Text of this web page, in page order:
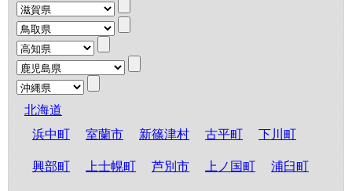
北海道
浜中町
室蘭市 新篠津村 古平町 下川町
興部町 上士幌町 芦別市 上ノ国町 浦臼町